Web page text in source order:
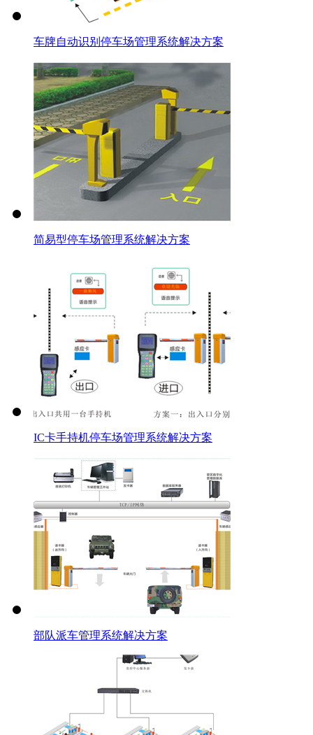
车牌自动识别停车场管理系统解决方案
简易型停车场管理系统解决方案
IC卡手持机停车场管理系统解决方案
部队派车管理系统解决方案